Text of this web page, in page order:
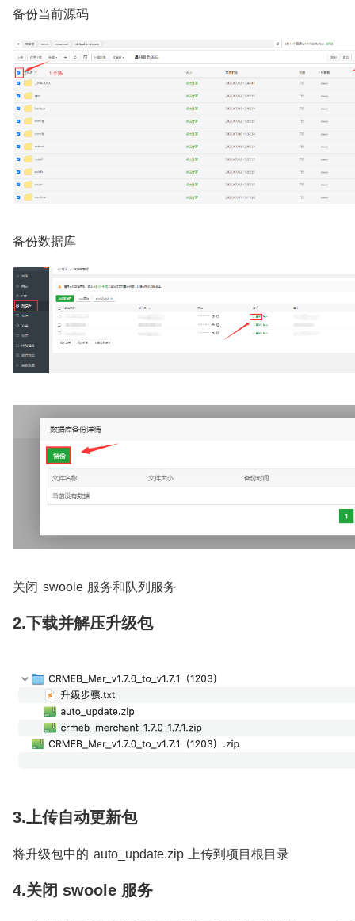
备份当前源码
备份数据库
关闭 swoole 服务和队列服务
2.下载并解压升级包
3.上传自动更新包
将升级包中的 auto_update.zip 上传到项目根目录
4.关闭 swoole 服务